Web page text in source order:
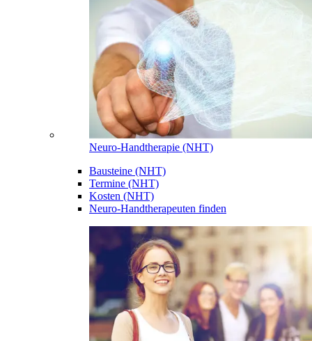
Neuro-Handtherapie (NHT)
Bausteine (NHT)
Termine (NHT)
Kosten (NHT)
Neuro-Handtherapeuten finden